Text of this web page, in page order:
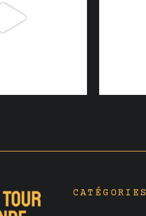
CATÉGORIES